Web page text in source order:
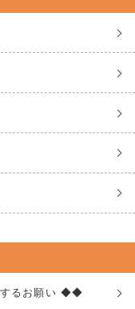
するお願い ◆◆